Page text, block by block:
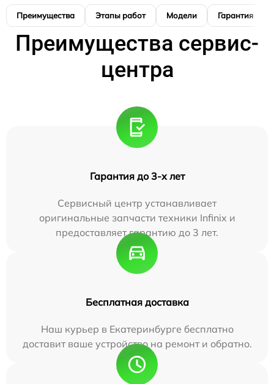
Преимущества Этапы работ Модели Гарантия
Преимущества сервис-
центра
Гарантия до 3-х лет
Сервисный центр устанавливает
оригинальные запчасти техники Infinix и
предоставляет гарантию до 3 лет.
Бесплатная доставка
Наш курьер в Екатеринбурге бесплатно
доставит ваше устройство на ремонт и обратно.